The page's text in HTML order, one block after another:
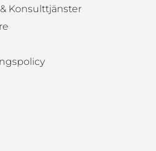
Konsulttjänster